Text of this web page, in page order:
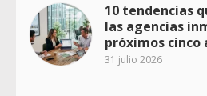
10 tendencias
las agencias
próximos cinco
31 julio 2026